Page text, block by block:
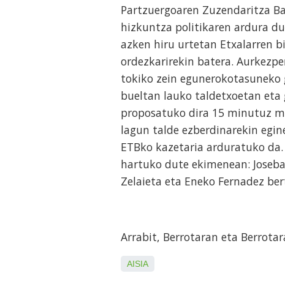
Partzuergoaren Zuzendaritza
hizkuntza politikaren ardura
azken hiru urtetan Etxalarren
ordezkarirekin batera.
tokiko zein
bueltan lauko taldetxoetan eta
proposatuko dira 15 minutuz
lagun talde ezberdinarekin
ETBko kazetaria arduratuko
hartuko dute ekimenean:
Zelaieta eta Eneko Fernadez
Arrabit, Berrotaran eta
AISIA